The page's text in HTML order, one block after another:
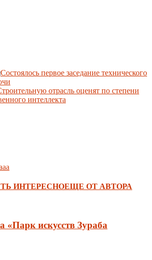
Состоялось первое заседание технического
отрасль оценят по степени
интеллекта
ИНТЕРЕСНОЕЩЕ ОТ АВТОРА
«Парк искусств Зураба